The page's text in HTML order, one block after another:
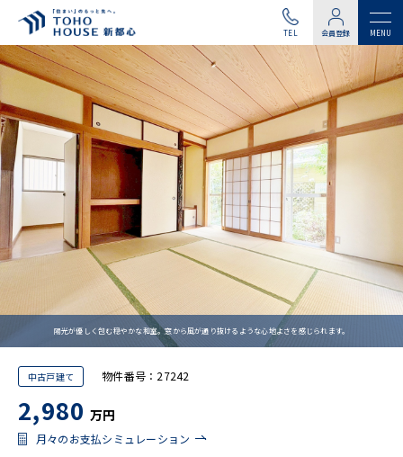
TEL 会員登録
陽光が優しく包む穏やかな和室。窓から風が通り抜けるような心地よさを感じられます。
中古戸建て 物件番号：27242
2,980 万円
月々のお支払シミュレーション